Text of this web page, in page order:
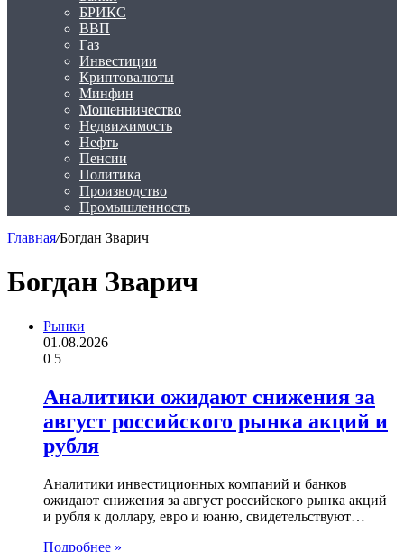
БРИКС
ВВП
Газ
Инвестиции
Криптовалюты
Минфин
Мошенничество
Недвижимость
Нефть
Пенсии
Политика
Производство
Промышленность
Главная/Богдан Зварич
Богдан Зварич
Рынки
01.08.2026
0 5
Аналитики ожидают снижения за
август российского рынка акций и
рубля
Аналитики инвестиционных компаний и банков
ожидают снижения за август российского рынка акций
и рубля к доллару, евро и юаню, свидетельствуют…
Подробнее »